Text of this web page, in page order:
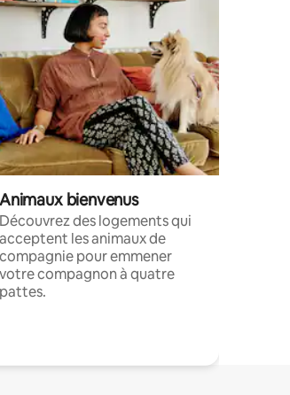
Animaux bienvenus
Découvrez des logements qui
acceptent les animaux de
compagnie pour emmener
votre compagnon à quatre
pattes.